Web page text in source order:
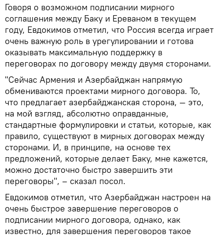
Говоря о возможном подписании мирного
соглашения между Баку и Ереваном в текущем
году, Евдокимов отметил, что Россия всегда играет
очень важную роль в урегулировании и готова
оказывать максимальную поддержку в
переговорах по договору между двумя сторонами.
"Сейчас Армения и Азербайджан напрямую
обмениваются проектами мирного договора. То,
что предлагает азербайджанская сторона, — это,
на мой взгляд, абсолютно оправданные,
стандартные формулировки и статьи, которые, как
правило, существуют в мирных договорах между
сторонами. И, в принципе, на основе тех
предложений, которые делает Баку, мне кажется,
можно достаточно быстро завершить эти
переговоры", – сказал посол.
Евдокимов отметил, что Азербайджан настроен на
очень быстрое завершение переговоров о
подписании мирного договора, однако, как
известно, для завершения переговоров такое